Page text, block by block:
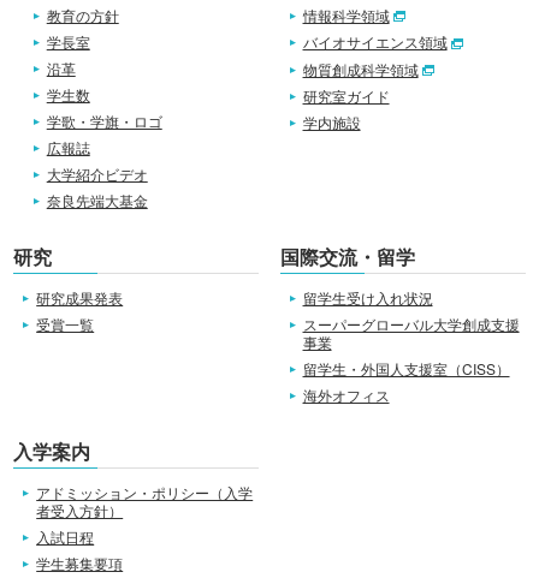
教育の方針
学長室
沿革
学生数
学歌・学旗・ロゴ
広報誌
大学紹介ビデオ
奈良先端大基金
情報科学領域
バイオサイエンス領域
物質創成科学領域
研究室ガイド
学内施設
研究
研究成果発表
受賞一覧
国際交流・留学
留学生受け入れ状況
スーパーグローバル大学創成支援
事業
留学生・外国人支援室（CISS）
海外オフィス
入学案内
アドミッション・ポリシー（入学
者受入方針）
入試日程
学生募集要項